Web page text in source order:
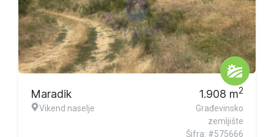
Maradik
Vikend naselje
1.908 m2
Građevinsko
zemljište
Šifra: #575666